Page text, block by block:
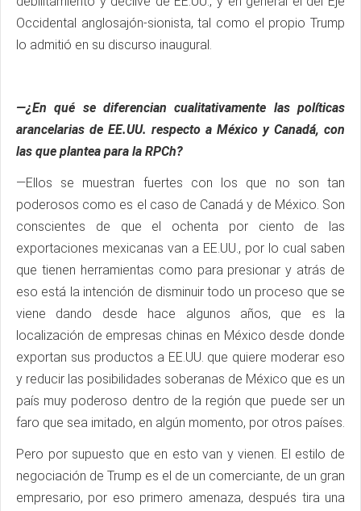
Occidental anglosajón-sionista, tal como el propio Trump
lo admitió en su discurso inaugural.
—¿En qué se diferencian cualitativamente las políticas
arancelarias de EE.UU. respecto a México y Canadá, con
las que plantea para la RPCh?
—Ellos se muestran fuertes con los que no son tan
poderosos como es el caso de Canadá y de México. Son
conscientes de que el ochenta por ciento de las
exportaciones mexicanas van a EE.UU., por lo cual saben
que tienen herramientas como para presionar y atrás de
eso está la intención de disminuir todo un proceso que se
viene dando desde hace algunos años, que es la
localización de empresas chinas en México desde donde
exportan sus productos a EE.UU. que quiere moderar eso
y reducir las posibilidades soberanas de México que es un
país muy poderoso dentro de la región que puede ser un
faro que sea imitado, en algún momento, por otros países.
Pero por supuesto que en esto van y vienen. El estilo de
negociación de Trump es el de un comerciante, de un gran
empresario, por eso primero amenaza, después tira una